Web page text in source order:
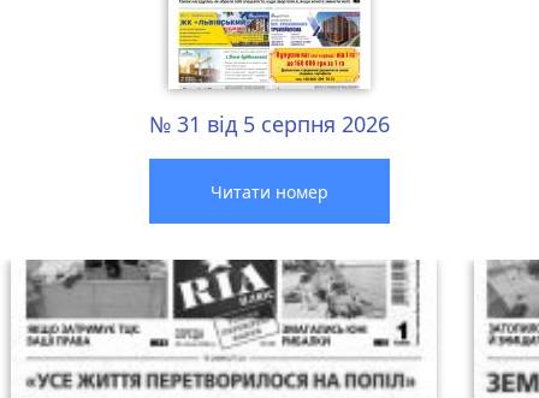
№ 31 від 5 серпня 2026
Читати номер